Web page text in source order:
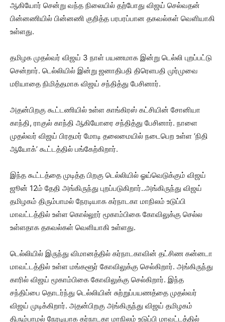
ஆகியோர் சென்று வந்த நிலையில் தற்போது விஜய் செல்வதன்
பின்னணியில் பின்னணி குறித்த பரபரப்பான தகவல்கள் வெளியாகி
உள்ளது.
தமிழக முதல்வர் விஜய் 3 நாள் பயணமாக இன்று டெல்லி புறப்பட்டு
சென்றார். டெல்லியில் இன்று ஜனாதிபதி திரெளபதி முர்முவை
மரியாதை நிமித்தமாக விஜய் சந்தித்து பேசினார்.
அதன்பிறகு கூட்டணியில் உள்ள காங்கிரஸ் கட்சியின் சோனியா
காந்தி, ராகுல் காந்தி ஆகியோரை சந்தித்து பேசினார். நாளை
முதல்வர் விஜய் பிரதமர் மோடி தலைமையில் நடைபெற உள்ள ‘நிதி
ஆயோக்’ கூட்டத்தில் பங்கேற்கிறார்.
இந்த கூட்டத்தை முடித்த பிறகு டெல்லியில் ஓய்வெடுக்கும் விஜய்
ஜூன் 12ம் தேதி அங்கிருந்து புறப்படுகிறார்..அங்கிருந்து விஜய்
தமிழகம் திரும்பாமல் நேரடியாக கர்நாடகா மாநிலம் உடுப்பி
மாவட்டத்தில் உள்ள கொல்லூர் மூகாம்பிகை கோவிலுக்கு செல்ல
உள்ளதாக தகவல்கள் வெளியாகி உள்ளது.
டெல்லியில் இருந்து விமானத்தில் கர்நாடகாவின் தட்சிண கன்னடா
மாவட்டத்தில் உள்ள மங்களூர் கோவிலுக்கு செல்கிறார். அங்கிருந்து
காரில் விஜய் மூகாம்பிகை கோவிலுக்கு செல்கிறார். இந்த
சந்திப்பை தொடர்ந்து டெல்லியின் சுற்றுப்பயணத்தை முதல்வர்
விஜய் முடிக்கிறார். அதன்பிறகு அங்கிருந்து விஜய் தமிழகம்
திரும்பாமல் நேரடியாக கர்நாடகா மாநிலம் உடுப்பி மாவட்டத்தில்